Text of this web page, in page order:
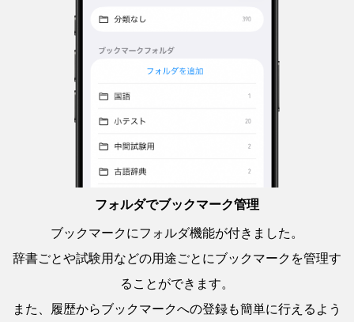
フォルダでブックマーク管理
ブックマークにフォルダ機能が付きました。
辞書ごとや試験用などの用途ごとにブックマークを管理す
ることができます。
また、履歴からブックマークへの登録も簡単に行えるよう